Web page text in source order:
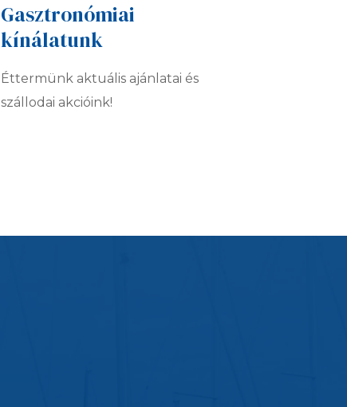
Gasztronómiai
kínálatunk
Éttermünk aktuális ajánlatai és
szállodai akcióink!